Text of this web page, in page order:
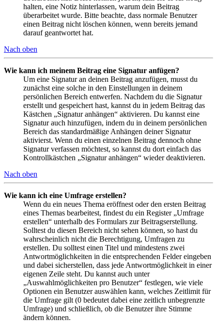
halten, eine Notiz hinterlassen, warum dein Beitrag
überarbeitet wurde. Bitte beachte, dass normale Benutzer
einen Beitrag nicht löschen können, wenn bereits jemand
darauf geantwortet hat.
Nach oben
Wie kann ich meinem Beitrag eine Signatur anfügen?
Um eine Signatur an deinen Beitrag anzufügen, musst du
zunächst eine solche in den Einstellungen in deinem
persönlichen Bereich entwerfen. Nachdem du die Signatur
erstellt und gespeichert hast, kannst du in jedem Beitrag das
Kästchen „Signatur anhängen“ aktivieren. Du kannst eine
Signatur auch hinzufügen, indem du in deinem persönlichen
Bereich das standardmäßige Anhängen deiner Signatur
aktivierst. Wenn du einen einzelnen Beitrag dennoch ohne
Signatur verfassen möchtest, so kannst du dort einfach das
Kontrollkästchen „Signatur anhängen“ wieder deaktivieren.
Nach oben
Wie kann ich eine Umfrage erstellen?
Wenn du ein neues Thema eröffnest oder den ersten Beitrag
eines Themas bearbeitest, findest du ein Register „Umfrage
erstellen“ unterhalb des Formulars zur Beitragserstellung.
Solltest du diesen Bereich nicht sehen können, so hast du
wahrscheinlich nicht die Berechtigung, Umfragen zu
erstellen. Du solltest einen Titel und mindestens zwei
Antwortmöglichkeiten in die entsprechenden Felder eingeben
und dabei sicherstellen, dass jede Antwortmöglichkeit in einer
eigenen Zeile steht. Du kannst auch unter
„Auswahlmöglichkeiten pro Benutzer“ festlegen, wie viele
Optionen ein Benutzer auswählen kann, welches Zeitlimit für
die Umfrage gilt (0 bedeutet dabei eine zeitlich unbegrenzte
Umfrage) und schließlich, ob die Benutzer ihre Stimme
ändern können.